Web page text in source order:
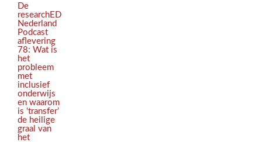
De
researchED
Nederland
Podcast
aflevering
78: Wat is
het
probleem
met
inclusief
onderwijs
en waarom
is ‘transfer’
de heilige
graal van
het